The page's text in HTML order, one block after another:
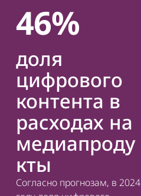
46%
доля
цифрового
контента в
расходах на
медиапроду
кты
Согласно прогнозам, в 2024